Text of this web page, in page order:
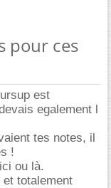
pour ces
est
egalement l
tes notes, il
!
ou là.
totalement